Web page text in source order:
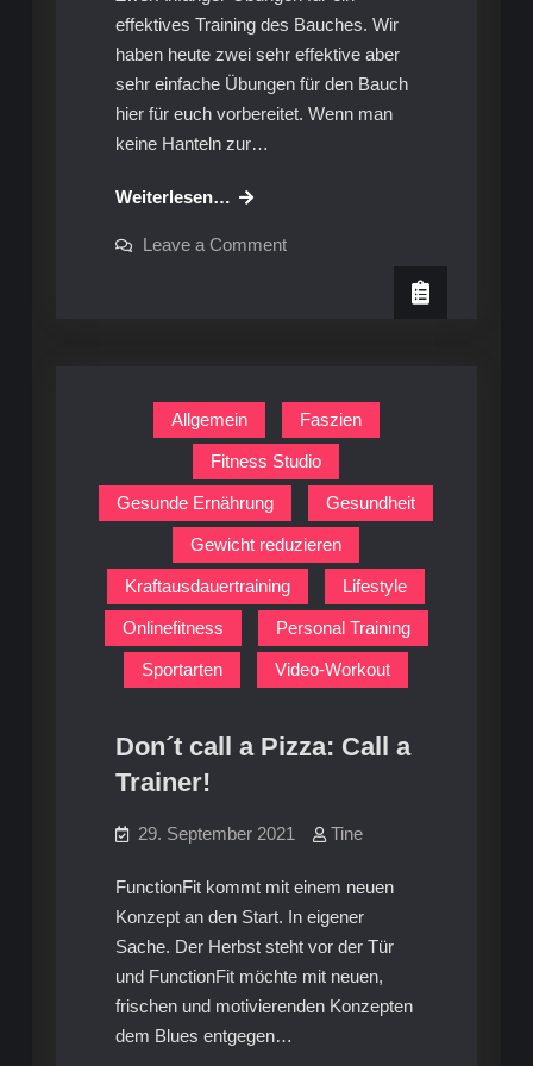
effektives Training des Bauches. Wir
haben heute zwei sehr effektive aber
sehr einfache Übungen für den Bauch
hier für euch vorbereitet. Wenn man
keine Hanteln zur…
Weiterlesen… Video-
Bauchübungen
Leave a Commenton
Allgemein Faszien
Fitness Studio
Gesunde Ernährung Gesundheit
Gewicht reduzieren
Kraftausdauertraining Lifestyle
Onlinefitness Personal Training
Sportarten Video-Workout
Don´t call a Pizza: Call a
Trainer!
29. September 2021 Tine
FunctionFit kommt mit einem neuen
Konzept an den Start. In eigener
Sache. Der Herbst steht vor der Tür
und FunctionFit möchte mit neuen,
frischen und motivierenden Konzepten
dem Blues entgegen…